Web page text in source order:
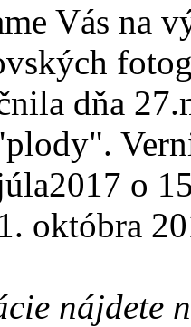
Vás na
dňa
o
októbra
nájdete